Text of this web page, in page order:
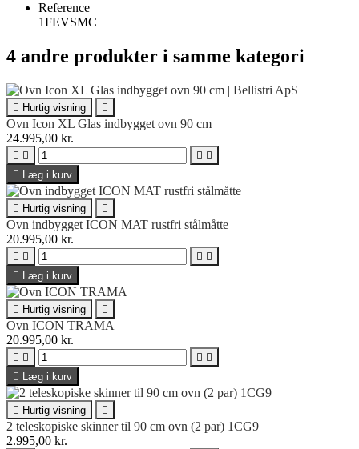
Reference
1FEVSMC
4 andre produkter i samme kategori
 Hurtig visning 
Ovn Icon XL Glas indbygget ovn 90 cm
24.995,00 kr.
   
 Læg i kurv
 Hurtig visning 
Ovn indbygget ICON MAT rustfri stålmåtte
20.995,00 kr.
   
 Læg i kurv
 Hurtig visning 
Ovn ICON TRAMA
20.995,00 kr.
   
 Læg i kurv
 Hurtig visning 
2 teleskopiske skinner til 90 cm ovn (2 par) 1CG9
2.995,00 kr.